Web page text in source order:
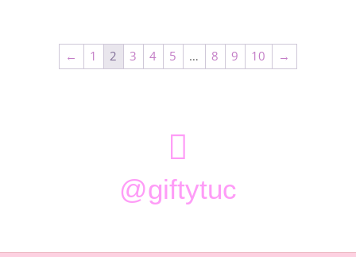
← 1 2 3 4 5 … 8 9 10 →

@giftytuc